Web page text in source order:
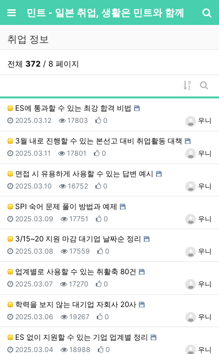
메뉴민트 - 일본 취업, 생활은 민트와 함께
취업 정보
전체 372 / 8 페이지
게시물
게
ES에 통과할 수 있는 최강 합격 비법
등록자우니
등록일
2025.03.12 조회
17803 추천
0
3월 내로 진행할 수 있는 본선고 대비 취업활동 대책
등록자우니
등록일
2025.03.11 조회
17801 추천
0
면접 시 유용하게 사용할 수 있는 답변 예시
등록자우니
등록일
2025.03.10 조회
16752 추천
0
SPI 숙어 문제 풀이 방법과 예제
등록자우니
등록일
2025.03.09 조회
17751 추천
0
3/15~20 지원 마감 대기업 날짜순 정리
등록자우니
등록일
2025.03.08 조회
17559 추천
0
업계별로 사용할 수 있는 취활축 80건
등록자우니
등록일
2025.03.07 조회
17270 추천
0
학력을 보지 않는 대기업 자회사 20사
등록자우니
등록일
2025.03.06 조회
19267 추천
0
ES 없이 지원할 수 있는 기업 업계별 정리
등록자우니
등록일
2025.03.04 조회
18988 추천
0